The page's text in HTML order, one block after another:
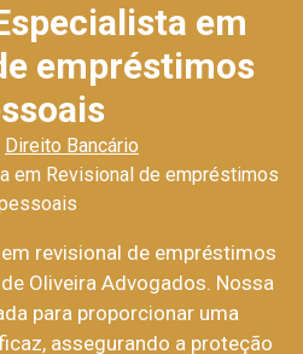
em
empréstimos
Direito Bancário
em Revisional de empréstimos
revisional de empréstimos
Oliveira Advogados. Nossa
para proporcionar uma
assegurando a proteção